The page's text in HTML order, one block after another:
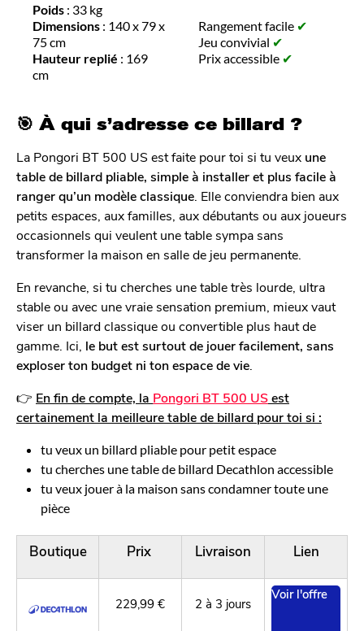
Poids : 33 kg
Dimensions : 140 x 79 x
75 cm
Hauteur replié : 169
cm
Rangement facile ✔
Jeu convivial ✔
Prix accessible ✔
🎯 À qui s’adresse ce billard ?
La Pongori BT 500 US est faite pour toi si tu veux une
table de billard pliable, simple à installer et plus facile à
ranger qu’un modèle classique . Elle conviendra bien aux
petits espaces, aux familles, aux débutants ou aux joueurs
occasionnels qui veulent une table sympa sans
transformer la maison en salle de jeu permanente.
En revanche, si tu cherches une table très lourde, ultra
stable ou avec une vraie sensation premium, mieux vaut
viser un billard classique ou convertible plus haut de
gamme. Ici, le but est surtout de jouer facilement, sans
exploser ton budget ni ton espace de vie
👉 En fin de compte, la Pongori BT 500 USest
certainement la meilleure table de billard pour toi si :
tu veux un billard pliable pour petit espace
tu cherches une table de billard Decathlon accessible
tu veux jouer à la maison sans condamner toute une
pièce
Boutique Prix Livraison Lien
229,99 € 2 à 3 jours
Voir l'offre